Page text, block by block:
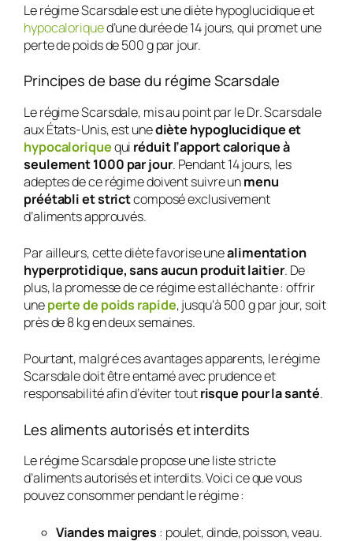
Le régime Scarsdale est une diète hypoglucidique et
hypocaloriqued’une durée de 14 jours, qui promet une
perte de poids de 500 g par jour.
Principes de base du régime Scarsdale
Le régime Scarsdale, mis au point par le Dr. Scarsdale
aux États-Unis, est unediète hypoglucidique et
hypocaloriquequi réduit l’apport calorique à
seulement 1000 par jour. Pendant 14 jours, les
adeptes de ce régime doivent suivre unmenu
préétabli et strictcomposé exclusivement
d’aliments approuvés.
Par ailleurs, cette diète favorise unealimentation
hyperprotidique, sans aucun produit laitier. De
plus, la promesse de ce régime est alléchante : offrir
uneperte de poids rapide, jusqu’à 500 g par jour, soit
près de 8 kg en deux semaines.
Pourtant, malgré ces avantages apparents, le régime
Scarsdale doit être entamé avec prudence et
responsabilité afin d’éviter toutrisque pour la santé.
Les aliments autorisés et interdits
Le régime Scarsdale propose une liste stricte
d’aliments autorisés et interdits. Voici ce que vous
pouvez consommer pendant le régime :
Viandes maigres : poulet, dinde, poisson, veau.